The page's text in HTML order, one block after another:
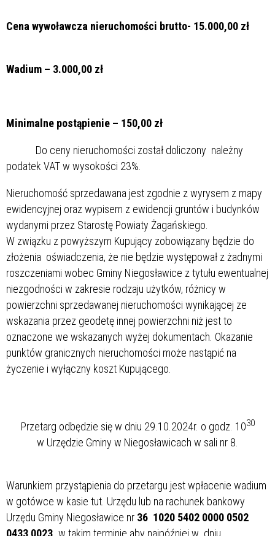
Cena wywoławcza nieruchomości brutto- 15.000,00 zł
Wadium – 3.000,00 zł
Minimalne postąpienie – 150,00 zł
Do ceny nieruchomości został doliczony należny
podatek VAT w wysokości 23%.
Nieruchomość sprzedawana jest zgodnie z wyrysem z mapy
ewidencyjnej oraz wypisem z ewidencji gruntów i budynków
wydanymi przez Starostę Powiaty Żagańskiego.
W związku z powyższym Kupujący zobowiązany będzie do
złożenia oświadczenia, że nie będzie występował z żadnymi
roszczeniami wobec Gminy Niegosławice z tytułu ewentualnej
niezgodności w zakresie rodzaju użytków, różnicy w
powierzchni sprzedawanej nieruchomości wynikającej ze
wskazania przez geodetę innej powierzchni niż jest to
oznaczone we wskazanych wyżej dokumentach. Okazanie
punktów granicznych nieruchomości może nastąpić na
życzenie i wyłączny koszt Kupującego.
Przetarg odbędzie się w dniu 29.10.2024r. o godz. 1030
w Urzędzie Gminy w Niegosławicach w sali nr 8.
Warunkiem przystąpienia do przetargu jest wpłacenie wadium
w gotówce w kasie tut. Urzędu lub na rachunek bankowy
Urzędu Gminy Niegosławice nr 36 1020 5402 0000 0502